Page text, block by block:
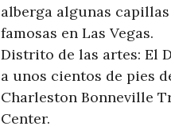
alberga algunas
famosas en Las Vegas.
Distrito de las artes: El
a unos cientos de pies
Charleston Bonneville
Center.